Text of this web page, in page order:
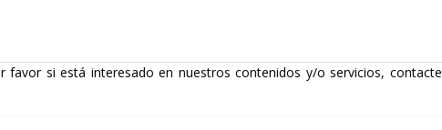
favor si está interesado en nuestros contenidos y/o servicios, contacte